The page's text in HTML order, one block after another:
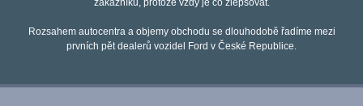
zákazníků, protože vždy je co zlepšovat.
Rozsahem autocentra a objemy obchodu se dlouhodobě řadíme mezi
prvních pět dealerů vozidel Ford v České Republice.